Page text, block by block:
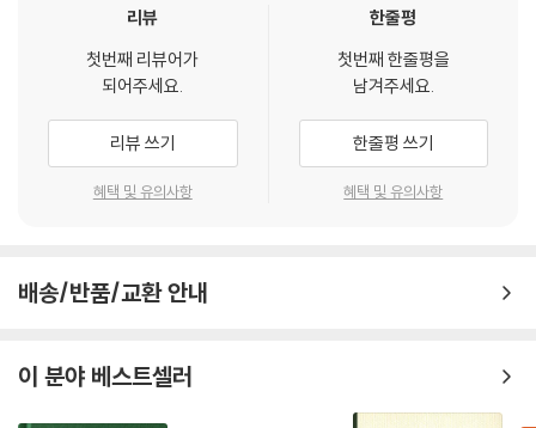
제65화 삶을 놀이처럼, 놀이를 예술처럼_구경영 240
제67화 도광양회_송상용 247
제68화 때로는 살아 있는 것조차도_한태구 251
제69화 감성 돋는 ‘사이다’ 삼행시_성명진 255
제70화 최선과 정성을 다해.._홍유봉 259
제71화 베풀고 살자_최용수 263
제75화 성공은 작은 노력들의 합이다_전미경 280
제78화 순간을 바라보라.._장모결 291
제79화 늦었다고 후회할 때가 시작할 때다_김경화 295
책에 등장하는 사람들의 직업군을 보면 대학생, 회사원, 자영업자, 농부,
세일즈맨, 가수, 시인, 개그맨, 포토그래퍼, 웹툰작가, 방송인, DJ, 공무원,
기업인, 마라토너 등 일반인부터 사회 저명 인사에 이르기까지 100명이
참여했다.
이 프로젝트에 참여한 한국 패션계의 거장! 이상봉 패션디자이너는 "석산
관적인 평가를 받고 싶어 수차례 전화 통화까지 했었다."고 말했다.
코드 가게 앞에서 제 노래를 듣게 되었다는 거예요. 제 노래를 들으면서 ‘이
사람은 얼마나 아팠던 사람인데 노래를 이렇게 처절하게 불렀을까?’하며
리뷰
첫번째 리뷰어가
되어주세요.
리뷰 쓰기
혜택 및 유의사항
한줄평
첫번째 한줄평을
남겨주세요.
한줄평 쓰기
혜택 및 유의사항
배송/반품/교환 안내
이 분야 베스트셀러